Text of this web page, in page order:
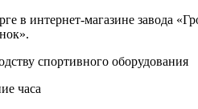
в интернет-магазине завода
спортивного оборудования
часа